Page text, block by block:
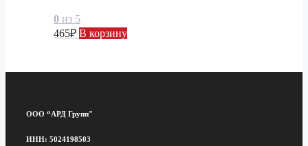
0 из 5
465₽ В корзину
ООО “АРД Групп"
ИНН: 5024198503